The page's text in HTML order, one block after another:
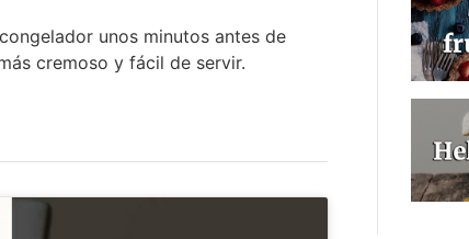
unos minutos antes de
cremoso y fácil de servir.